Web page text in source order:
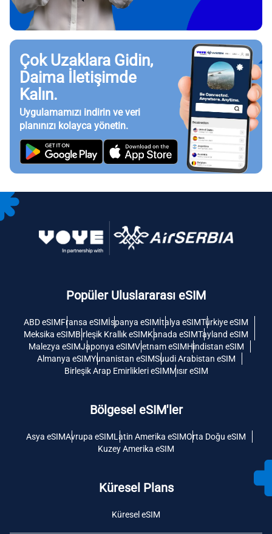
Çok Uzaklara Gidin,
Daima İletişimde
Kalın.
Uygulamamızı indirin ve veri
planınızı kolayca yönetin.
Popüler Uluslararası eSIM
ABD eSIMFransa eSIMİspanya eSIMİtalya eSIMTürkiye eSIM
Meksika eSIMBirleşik Krallık eSIMKanada eSIMTayland eSIM
Malezya eSIMJaponya eSIMVietnam eSIMHindistan eSIM
Almanya eSIMYunanistan eSIMSuudi Arabistan eSIM
Birleşik Arap Emirlikleri eSIMMısır eSIM
Bölgesel eSIM'ler
Asya eSIMAvrupa eSIMLatin Amerika eSIMOrta Doğu eSIM
Kuzey Amerika eSIM
Küresel Plans
Küresel eSIM